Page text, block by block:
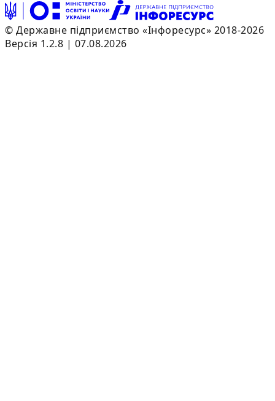
© Державне підприємство «Інфоресурс» 2018-2026
Версія 1.2.8 | 07.08.2026